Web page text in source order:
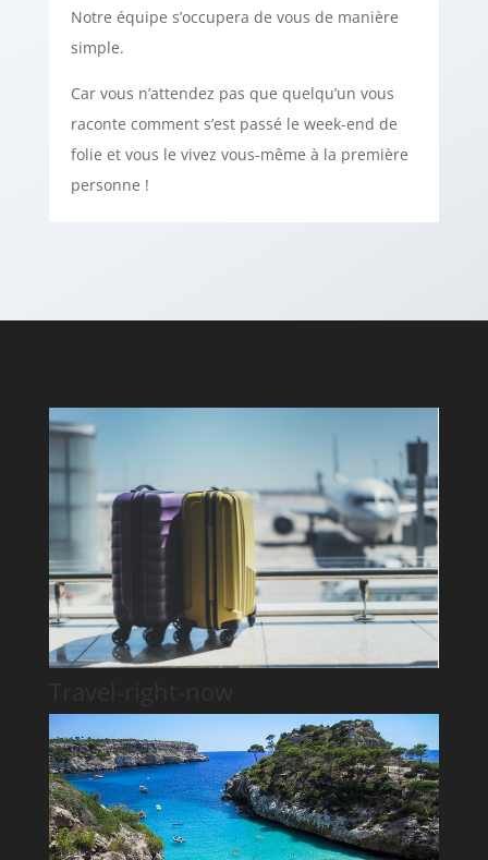
Notre équipe s’occupera de vous de manière
simple.
Car vous n’attendez pas que quelqu’un vous
raconte comment s’est passé le week-end de
folie et vous le vivez vous-même à la première
personne !